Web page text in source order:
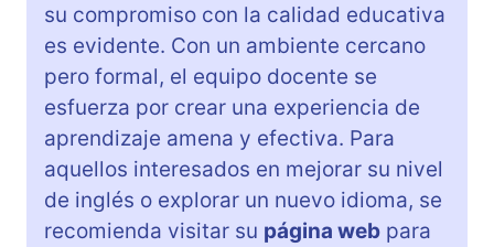
su compromiso con la calidad educativa
es evidente. Con un ambiente cercano
pero formal, el equipo docente se
esfuerza por crear una experiencia de
aprendizaje amena y efectiva. Para
aquellos interesados en mejorar su nivel
de inglés o explorar un nuevo idioma, se
recomienda visitar su página web para